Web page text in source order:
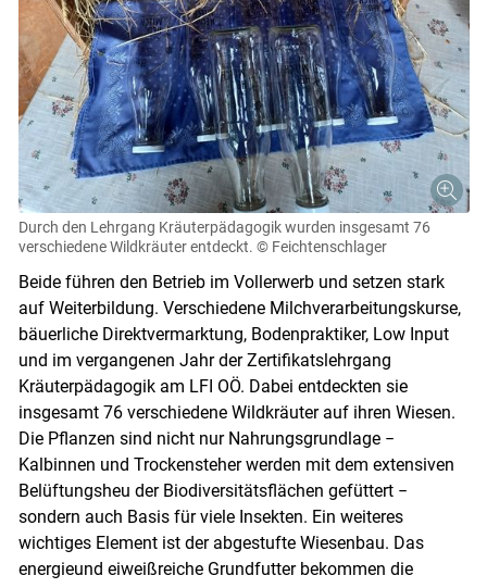
Durch den Lehrgang Kräuterpädagogik wurden insgesamt 76
verschiedene Wildkräuter entdeckt. © Feichtenschlager
Beide führen den Betrieb im Vollerwerb und setzen stark
auf Weiterbildung. Verschiedene Milchverarbeitungskurse,
bäuerliche Direktvermarktung, Bodenpraktiker, Low Input
und im vergangenen Jahr der Zertifikatslehrgang
Kräuterpädagogik am LFI OÖ. Dabei entdeckten sie
insgesamt 76 verschiedene Wildkräuter auf ihren Wiesen.
Die Pflanzen sind nicht nur Nahrungsgrundlage −
Kalbinnen und Trockensteher werden mit dem extensiven
Belüftungsheu der Biodiversitätsflächen gefüttert −
sondern auch Basis für viele Insekten. Ein weiteres
wichtiges Element ist der abgestufte Wiesenbau. Das
energieund eiweißreiche Grundfutter bekommen die